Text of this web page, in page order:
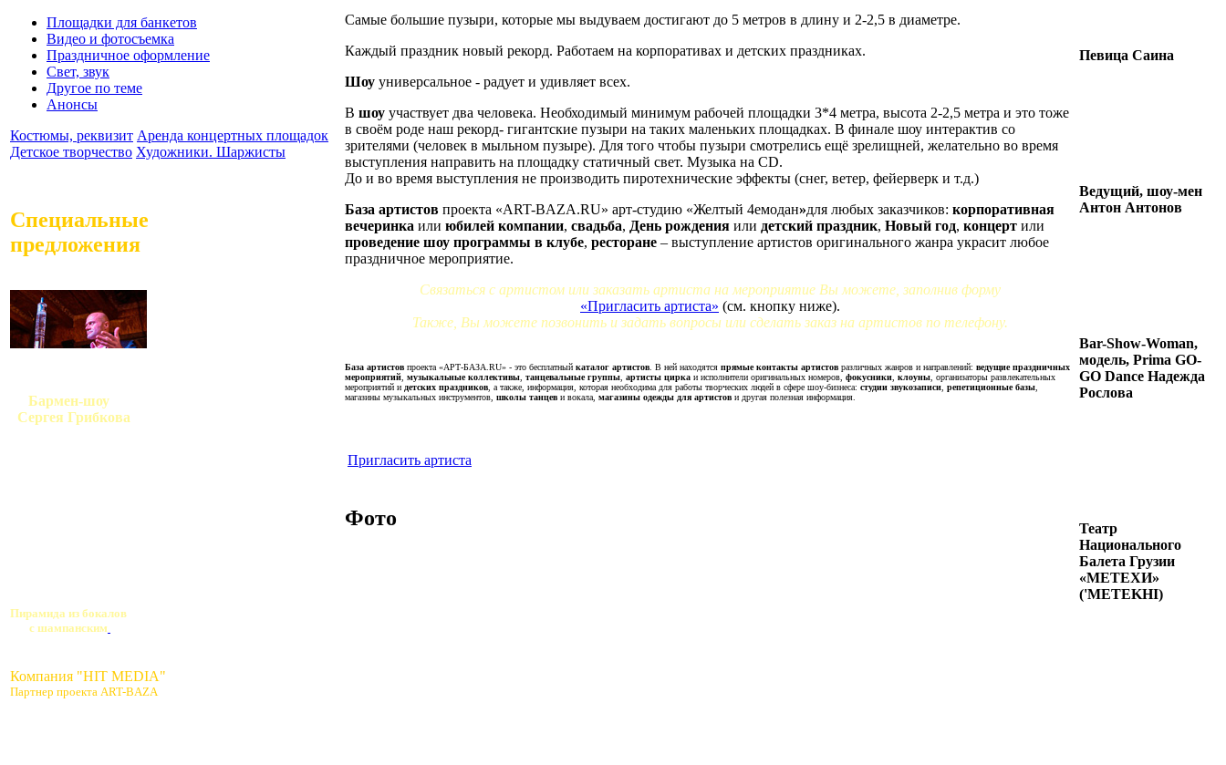
Площадки для банкетов
Видео и фотосъемка
Праздничное оформление
Свет, звук
Другое по теме
Анонсы
Костюмы, реквизит Аренда концертных площадок
Детское творчество Художники. Шаржисты
Специальные
предложения
Бармен-шоу
Сергея Грибкова
Пирамида из бокалов
с шампанским
Компания "HIT MEDIA"
Партнер проекта ART-BAZA
Самые большие пузыри, которые мы выдуваем достигают до 5 метров в длину и 2-2,5 в диаметре.
Каждый праздник новый рекорд. Работаем на корпоративах и детских праздниках.
Шоу универсальное - радует и удивляет всех.
В шоу участвует два человека. Необходимый минимум рабочей площадки 3*4 метра, высота 2-2,5 метра и это тоже
в своём роде наш рекорд- гигантские пузыри на таких маленьких площадках. В финале шоу интерактив со
зрителями (человек в мыльном пузыре). Для того чтобы пузыри смотрелись ещё зрелищней, желательно во время
выступления направить на площадку статичный свет. Музыка на CD.
До и во время выступления не производить пиротехнические эффекты (снег, ветер, фейерверк и т.д.)
База артистов проекта «АRT-BAZA.RU» арт-студию «Желтый 4емодан»для любых заказчиков: корпоративная
вечеринка или юбилей компании, свадьба, День рождения или детский праздник, Новый год, концерт или
проведение шоу программы в клубе, ресторане – выступление артистов оригинального жанра украсит любое
праздничное мероприятие.
Связаться с артистом или заказать артиста на мероприятие Вы можете, заполнив форму
«Пригласить артиста» (см. кнопку ниже).
Также, Вы можете позвонить и задать вопросы или сделать заказ на артистов по телефону.
База артистов проекта «АРТ-БАЗА.RU» - это бесплатный каталог артистов . В ней находятся прямые контакты артистов различных жанров и направлений: ведущие праздничных
мероприятий музыкальные коллективы танцевальные группы артисты цирка и исполнители оригинальных номеров, фокусники клоуны , организаторы развлекательных
мероприятий и детских праздников , а также, информация, которая необходима для работы творческих людей в сфере шоу-бизнеса: студии звукозаписи репетиционные базы
магазины музыкальных инструментов, школы танцев и вокала, магазины одежды для артистов и другая полезная информация.
Пригласить артиста
Фото
Певица Саина
Ведущий, шоу-мен
Антон Антонов
Bar-Show-Woman,
модель, Prima GO-
GO Dance Надежда
Рослова
Театр
Национального
Балета Грузии
«МЕТЕХИ»
('METEKHI)